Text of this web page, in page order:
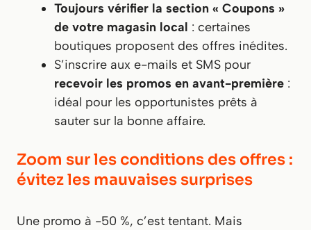
Toujours vérifier la section « Coupons »
de votre magasin local : certaines
boutiques proposent des offres inédites.
S’inscrire aux e-mails et SMS pour
recevoir les promos en avant-première :
idéal pour les opportunistes prêts à
sauter sur la bonne affaire.
Zoom sur les conditions des offres :
évitez les mauvaises surprises
Une promo à -50 %, c’est tentant. Mais